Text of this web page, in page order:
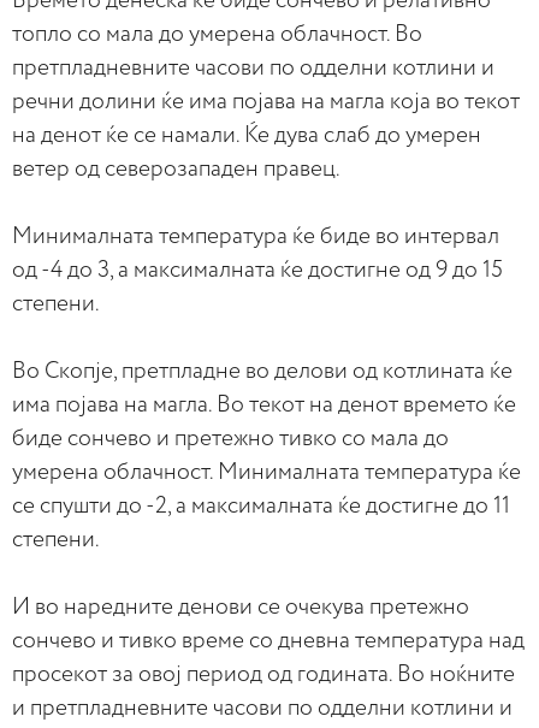
топло со мала до умерена облачност. Во
претпладневните часови по одделни котлини и
речни долини ќе има појава на магла која во текот
на денот ќе се намали. Ќе дува слаб до умерен
ветер од северозападен правец.
Минималната температура ќе биде во интервал
од -4 до 3, а максималната ќе достигне од 9 до 15
степени.
Во Скопје, претпладне во делови од котлината ќе
има појава на магла. Во текот на денот времето ќе
биде сончево и претежно тивко со мала до
умерена облачност. Минималната температура ќе
се спушти до -2, а максималната ќе достигне до 11
степени.
И во наредните денови се очекува претежно
сончево и тивко време со дневна температура над
просекот за овој период од годината. Во ноќните
и претпладневните часови по одделни котлини и